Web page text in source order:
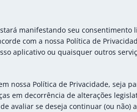
manifestando seu
com a nossa Política de
aplicativo ou quaisquer outros
nossa Política de Privacidade, seja
em decorrência de alterações
avaliar se deseja continuar (ou não)